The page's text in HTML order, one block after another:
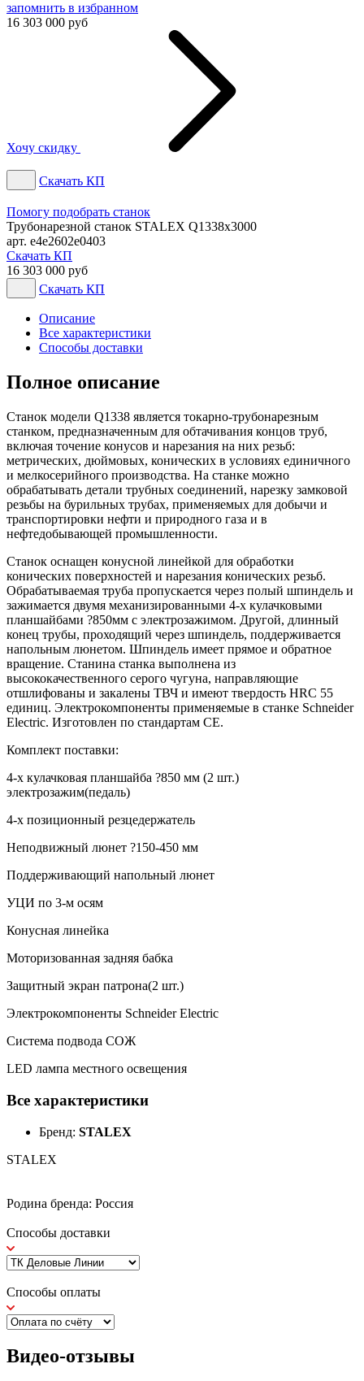
запомнить в избранном
16 303 000 руб
Хочу скидку
Скачать КП
Помогу подобрать станок
Трубонарезной станок STALEX Q1338x3000
арт. e4e2602e0403
Скачать КП
16 303 000 руб
Скачать КП
Описание
Все характеристики
Способы доставки
Полное описание
Станок модели Q1338 является токарно-трубонарезным
станком, предназначенным для обтачивания концов труб,
включая точение конусов и нарезания на них резьб:
метрических, дюймовых, конических в условиях единичного
и мелкосерийного производства. На станке можно
обрабатывать детали трубных соединений, нарезку замковой
резьбы на бурильных трубах, применяемых для добычи и
транспортировки нефти и природного газа и в
нефтедобывающей промышленности.
Станок оснащен конусной линейкой для обработки
конических поверхностей и нарезания конических резьб.
Обрабатываемая труба пропускается через полый шпиндель и
зажимается двумя механизированными 4-х кулачковыми
планшайбами ?850мм с электрозажимом. Другой, длинный
конец трубы, проходящий через шпиндель, поддерживается
напольным люнетом. Шпиндель имеет прямое и обратное
вращение. Станина станка выполнена из
высококачественного серого чугуна, направляющие
отшлифованы и закалены ТВЧ и имеют твердость HRC 55
единиц. Электрокомпоненты применяемые в станке Schneider
Electric. Изготовлен по стандартам СЕ.
Комплект поставки:
4-х кулачковая планшайба ?850 мм (2 шт.)
электрозажим(педаль)
4-х позиционный резцедержатель
Неподвижный люнет ?150-450 мм
Поддерживающий напольный люнет
УЦИ по 3-м осям
Конусная линейка
Моторизованная задняя бабка
Защитный экран патрона(2 шт.)
Электрокомпоненты Schneider Electric
Система подвода СОЖ
LED лампа местного освещения
Все характеристики
Бренд: STALEX
STALEX
Родина бренда: Россия
Способы доставки
Способы оплаты
Видео-отзывы